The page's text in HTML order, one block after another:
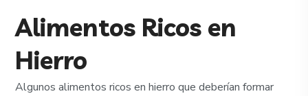
Alimentos Ricos en
Hierro
Algunos alimentos ricos en hierro que deberían formar